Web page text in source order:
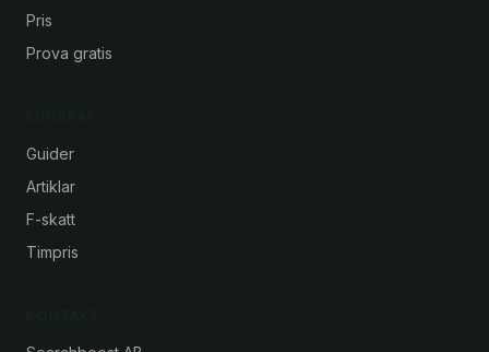
Pris
Prova gratis
Guider
Artiklar
F-skatt
Timpris